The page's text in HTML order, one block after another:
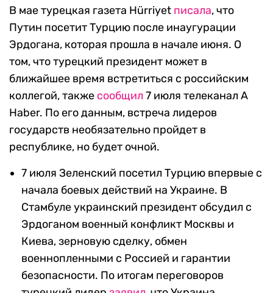
В мае турецкая газета Hürriyet писала, что
Путин посетит Турцию после инаугурации
Эрдогана, которая прошла в начале июня. О
том, что турецкий президент может в
ближайшее время встретиться с российским
коллегой, также сообщил 7 июля телеканал A
Haber. По его данным, встреча лидеров
государств необязательно пройдет в
республике, но будет очной.
7 июля Зеленский посетил Турцию впервые с
начала боевых действий на Украине. В
Стамбуле украинский президент обсудил с
Эрдоганом военный конфликт Москвы и
Киева, зерновую сделку, обмен
военнопленными с Россией и гарантии
безопасности. По итогам переговоров